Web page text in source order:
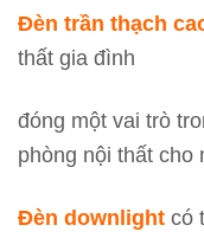
Đèn trần thạch
thất gia đình
đóng một vai trò
phòng nội thất cho
Đèn downlight có